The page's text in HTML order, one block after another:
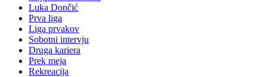
Luka Dončić
Prva liga
Liga prvakov
Sobotni intervju
Druga kariera
Prek meja
Rekreacija